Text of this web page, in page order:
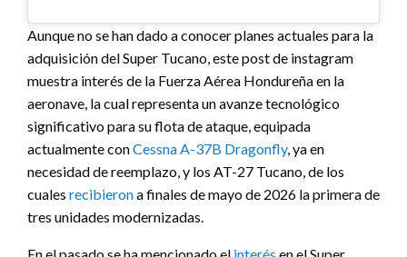
Aunque no se han dado a conocer planes actuales para la
adquisición del Super Tucano, este post de instagram
muestra interés de la Fuerza Aérea Hondureña en la
aeronave, la cual representa un avanze tecnológico
significativo para su flota de ataque, equipada
actualmente conCessna A-37B Dragonfly, ya en
necesidad de reemplazo, y los AT-27 Tucano, de los
cuales recibierona finales de mayo de 2026 la primera de
tres unidades modernizadas.